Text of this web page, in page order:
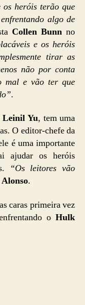
heróis terão que
algo de
Collen Bunn no
e os heróis
tirar as
não por conta
mal e vão ter que
.
Leinil Yu, tem uma
O editor-chefe da
é uma importante
ajudar os heróis
“Os leitores vão
Alonso.
caras primeira vez
oHulk